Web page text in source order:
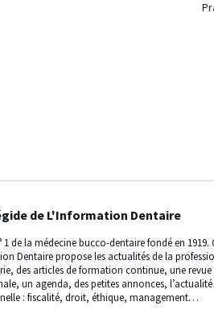
de L'Information Dentaire
1 de la médecine bucco-dentaire fondé en 1919.
Dentaire propose les actualités de la
des articles de formation continue, une revue
un agenda, des petites annonces,
: fiscalité, droit, éthique, management…